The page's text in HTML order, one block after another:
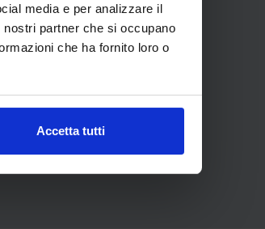
media e per analizzare il
partner che si occupano
che ha fornito loro o
Accetta tutti